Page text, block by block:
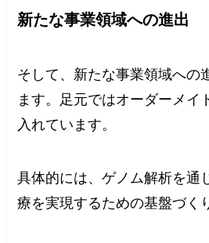
新たな事業領域への進出
そして、新たな事業領域への
ます。足元ではオーダーメイ
入れています。
具体的には、ゲノム解析を通
療を実現するための基盤づく